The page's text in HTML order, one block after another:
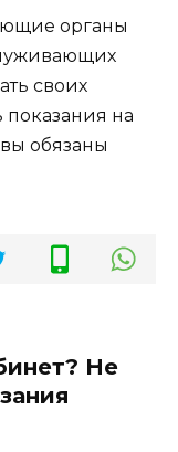
органы
своих
на
обязаны
Не